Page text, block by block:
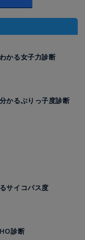
かる女子力診断
かるぶりっ子度診断
サイコパス度
診断